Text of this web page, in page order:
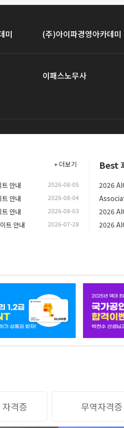
미 (주)아이파경영아카데미
이패스노무사
+ 더보기
안내 2026-08-05
안내 2026-08-04
안내 2026-08-03
트 안내 2026-07-28
Best
2026
2026
2026
격증 무역자격증